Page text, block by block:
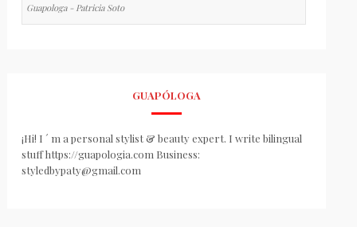
Guapologa - Patricia Soto
GUAPÓLOGA
¡Hi! I ´ m a personal stylist & beauty expert. I write bilingual
stuff https://guapologia.com Business:
styledbypaty@gmail.com